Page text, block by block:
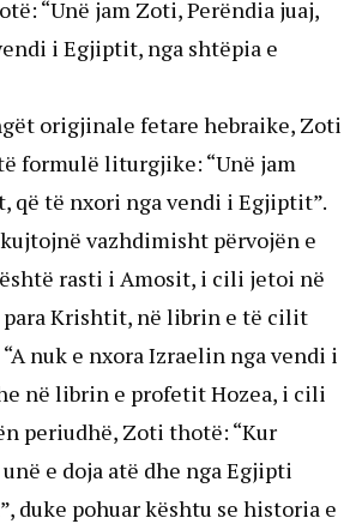
“Unë jam Zoti, Perëndia juaj,
i Egjiptit, nga shtëpia e
origjinale fetare hebraike, Zoti
formulë liturgjike: “Unë jam
që të nxori nga vendi i Egjiptit”.
vazhdimisht përvojën e
rasti i Amosit, i cili jetoi në
Krishtit, në librin e të cilit
nuk e nxora Izraelin nga vendi i
në librin e profetit Hozea, i cili
periudhë, Zoti thotë: “Kur
e doja atë dhe nga Egjipti
duke pohuar kështu se historia e